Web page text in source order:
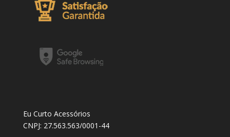
Eu Curto Acessórios
CNPJ: 27.563.563/0001-44